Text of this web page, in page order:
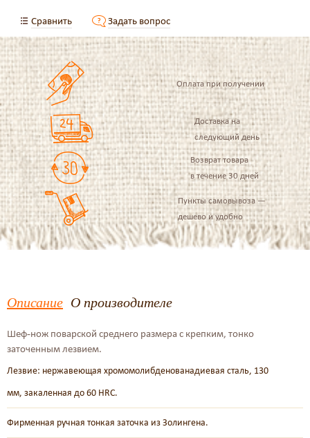
Сравнить Задать вопрос
Оплата при получении
Доставка на
следующий день
Возврат товара
в течение 30 дней
Пункты самовывоза —
дешево и удобно
Описание О производителе
Шеф-нож поварской среднего размера с крепким, тонко
заточенным лезвием.
Лезвие: нержавеющая хромомолибденованадиевая сталь, 130
мм, закаленная до 60 HRC.
Фирменная ручная тонкая заточка из Золингена.